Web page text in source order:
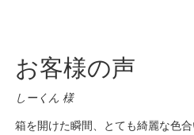
お客様の声
しーくん 様
箱を開けた瞬間、とても綺麗な色